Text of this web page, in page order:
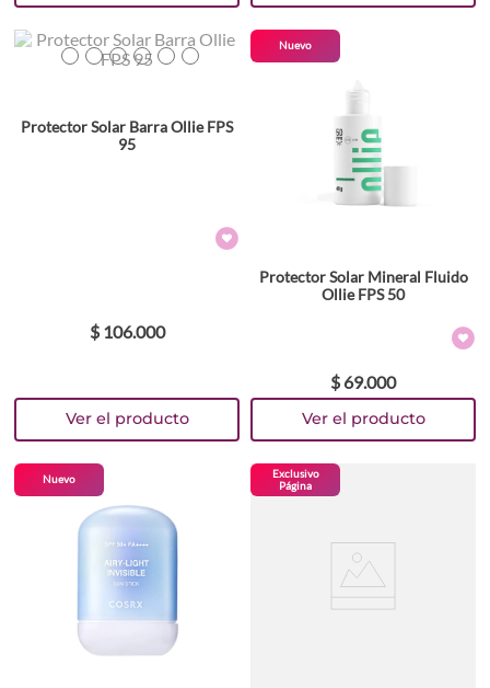
Protector Solar Barra Ollie FPS
95
$ 106.000
Nuevo
Protector Solar Mineral Fluido
Ollie FPS 50
$ 69.000
Nuevo
Exclusivo
Página